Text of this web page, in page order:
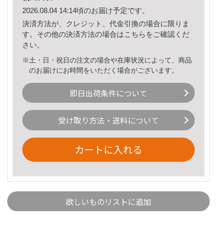
2026.08.04 14:14頃のお届け予定です。
決済方法が、クレジット、代金引換の場合に限りま
す。その他の決済方法の場合はこちら をご確認くだ
さい。
※土・日・祝日の注文の場合や在庫状況によって、商品
のお届けにお時間をいただく場合がございます。
即日出荷条件について
受け取り方法・送料について
カートに入れる
欲しいものリストに追加